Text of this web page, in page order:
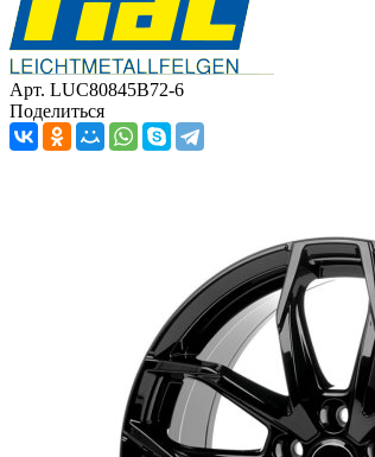
Арт. LUC80845B72-6
Поделиться